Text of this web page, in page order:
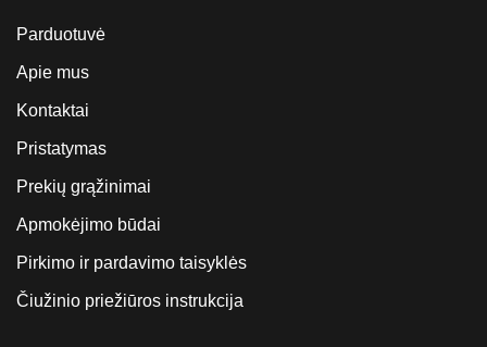
Parduotuvė
Apie mus
Kontaktai
Pristatymas
Prekių grąžinimai
Apmokėjimo būdai
Pirkimo ir pardavimo taisyklės
Čiužinio priežiūros instrukcija